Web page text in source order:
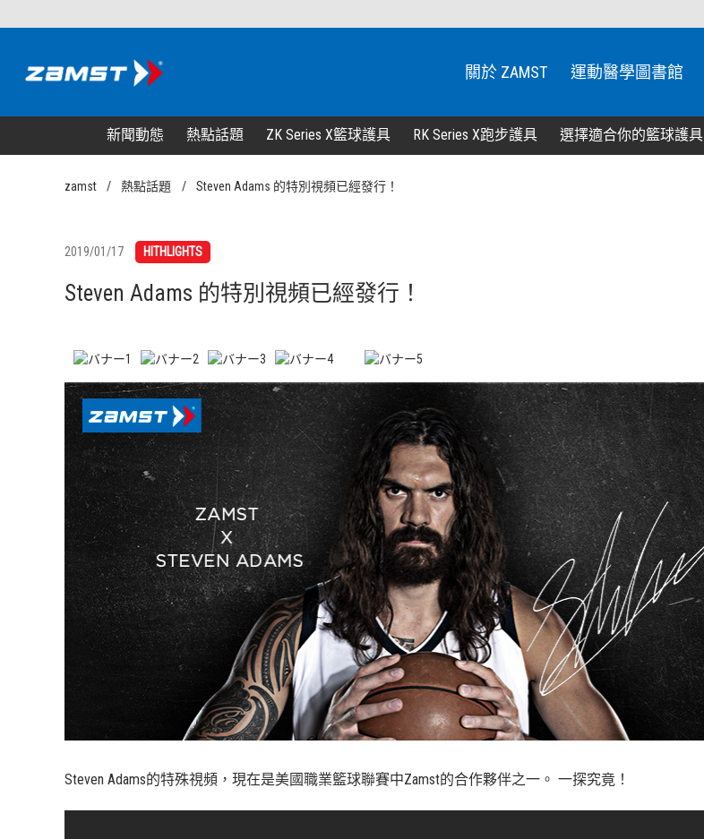
關於 ZAMST 運動醫學圖書館
新聞動態 熱點話題 ZK Series X籃球護具 RK Series X跑步護具 選擇適合你的籃球護具
zamst 熱點話題 Steven Adams 的特別視頻已經發行！
2019/01/17 HITHLIGHTS
Steven Adams 的特別視頻已經發行！
Steven Adams的特殊視頻，現在是美國職業籃球聯賽中Zamst的合作夥伴之一。 一探究竟！